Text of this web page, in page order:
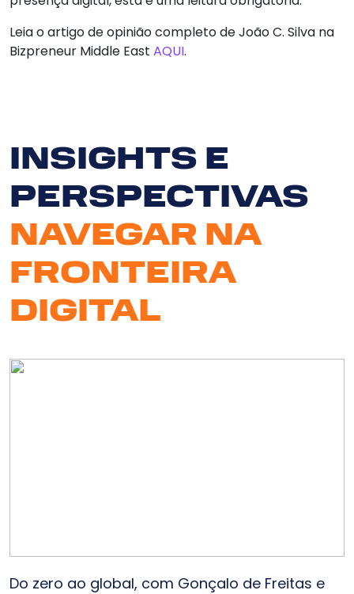
Leia o artigo de opinião completo de João C. Silva na
Bizpreneur Middle East AQUI.
INSIGHTS E
PERSPECTIVAS
NAVEGAR NA
FRONTEIRA
DIGITAL
Do zero ao global, com Gonçalo de Freitas e